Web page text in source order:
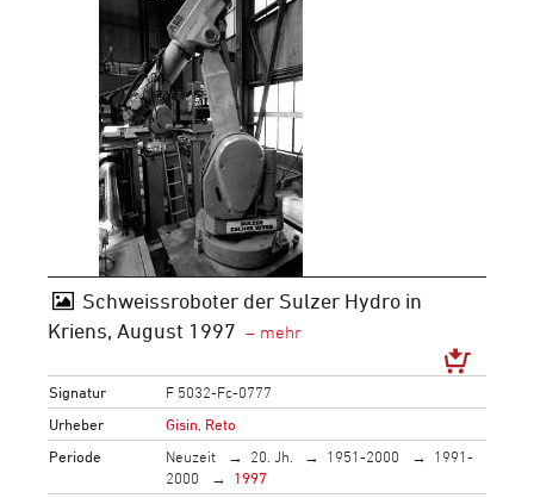
Schweissroboter der Sulzer Hydro in
Kriens, August 1997
Signatur
F 5032-Fc-0777
Urheber
Gisin, Reto
Periode
Neuzeit 20. Jh. 1951-2000
1991-
2000
1997